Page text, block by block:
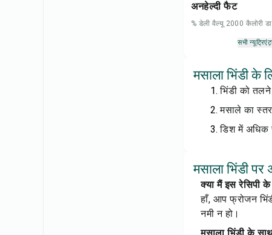
अनहेल्दी फैट
% डेली वैल्यू 2000 कैलोरी
सभी
मसाला भिंडी के
भिंडी को
मसाले का
डिश में अधिक
मसाला भिंडी
क्या मैं इस रेसिपी
हाँ, आप फ्रोजन
नमी न हो।